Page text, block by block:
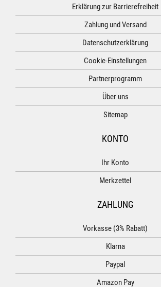
Erklärung zur Barrierefreiheit
Zahlung und Versand
Datenschutzerklärung
Cookie-Einstellungen
Partnerprogramm
Über uns
Sitemap
KONTO
Ihr Konto
Merkzettel
ZAHLUNG
Vorkasse (3% Rabatt)
Klarna
Paypal
Amazon Pay